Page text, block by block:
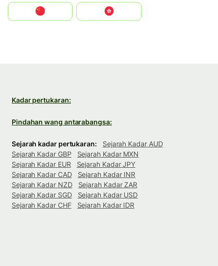
中國香港特別行政區
Kadar pertukaran:
Pindahan wang antarabangsa:
Sejarah kadar pertukaran:
Sejarah Kadar AUD
Sejarah Kadar GBP
Sejarah Kadar MXN
Sejarah Kadar EUR
Sejarah Kadar JPY
Sejarah Kadar CAD
Sejarah Kadar INR
Sejarah Kadar NZD
Sejarah Kadar ZAR
Sejarah Kadar SGD
Sejarah Kadar USD
Sejarah Kadar CHF
Sejarah Kadar IDR